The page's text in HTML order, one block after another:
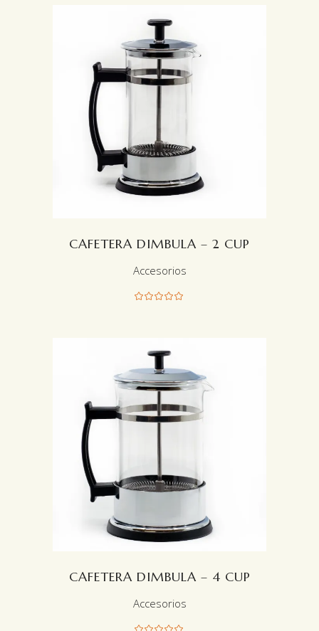
LEER MÁS
CAFETERA DIMBULA – 2 CUP
Accesorios
CAFETERA DIMBULA – 4 CUP
Accesorios